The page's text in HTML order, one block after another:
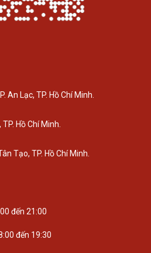
An Lạc, TP. Hồ Chí Minh.
Hồ Chí Minh.
Tạo, TP. Hồ Chí Minh.
đến 21:00
đến 19:30